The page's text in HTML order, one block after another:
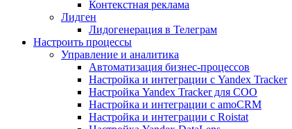
Контекстная реклама
Лидген
Лидогенерация в Телеграм
Настроить процессы
Управление и аналитика
Автоматизация бизнес-процессов
Настройка и интеграции с Yandex Tracker
Настройка Yandex Tracker для СОО
Настройка и интеграции с amoCRM
Настройка и интеграции с Roistat